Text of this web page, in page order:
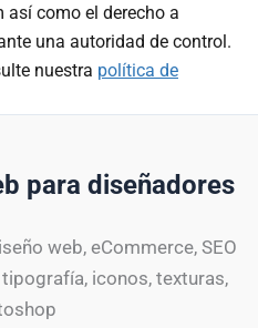
así como el derecho a
una autoridad de control.
nuestra política de
para diseñadores
web, eCommerce, SEO
iconos, texturas,